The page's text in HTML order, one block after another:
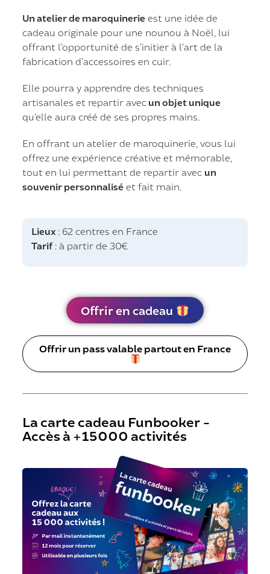
Un atelier de maroquinerie est une idée de
cadeau originale pour une nounou à Noël, lui
offrant l’opportunité de s’initier à l’art de la
fabrication d’accessoires en cuir.
Elle pourra y apprendre des techniques
artisanales et repartir avec un objet unique
qu’elle aura créé de ses propres mains.
En offrant un atelier de maroquinerie, vous lui
offrez une expérience créative et mémorable,
tout en lui permettant de repartir avec un
souvenir personnalisé et fait main.
Lieux : 62 centres en France
Tarif: à partir de 30€
Offrir en cadeau
Offrir un pass valable partout en France
La carte cadeau Funbooker -
Accès à +15000 activités